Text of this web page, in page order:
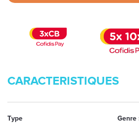
CARACTERISTIQUES
Type Genre